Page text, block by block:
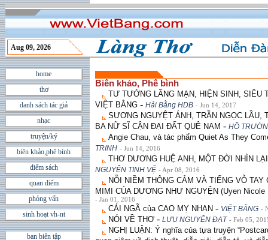
Aug 09, 2026
home
thơ
danh sách tác giả
nhạc
truyện/ký
biên khảo,phê bình
điểm sách
quan điểm
phỏng vấn
sinh hoạt vh-nt
ban biên tập
Biên khảo, Phê bình
TƯ TƯỞNG LÃNG MẠN, HIỆN SINH, SIÊU
VIỆT BẰNG - Hải Bằng HDB - Jun 14, 2017
SƯƠNG NGUYỆT ÁNH, TRẦN NGỌC LẦU,
BA NỮ SĨ CẬN ÐẠI ÐẤT QUÊ NAM - HỒ
Angie Chau, và tác phẩm Quiet As They
TRINH - Jun 14, 2016
THƠ DƯƠNG HUỆ ANH, MỘT ÐỜI NHÌN LẠI
NGUYỄN TINH VỆ - Apr 08, 2016
NỖI NIỀM THÔNG CẢM VÀ TIẾNG VỖ TAY
MIMI CỦA DƯƠNG NHƯ NGUYỆN (Uyen Nicole
- Jan 01, 2016
CÁI NGÃ của CAO MỴ NHAN - VIỆT BẰNG -
NÓI VỀ THƠ - LƯU NGUYỄN ĐẠT - Feb 05,
NGHỊ LUẬN: Ý nghĩa của tựa truyện